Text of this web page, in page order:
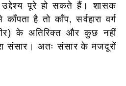
पूरे हो सकते हैं। शासक
काँपता है तो काँप, सर्वहारा वर्ग
के अतिरिक्त और कुछ नहीं
संसार। अतः संसार के मजदूरों